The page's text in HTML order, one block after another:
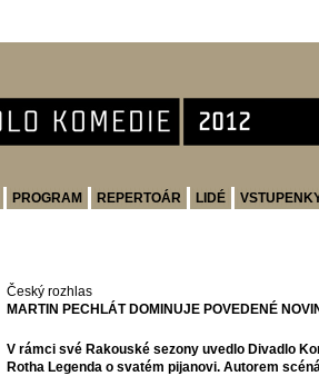
PROGRAM REPERTOÁR LIDÉ
Český rozhlas
MARTIN PECHLÁT DOMINUJE POVEDENÉ
V rámci své Rakouské sezony uvedlo Divadlo
Rotha Legenda o svatém pijanovi. Autorem